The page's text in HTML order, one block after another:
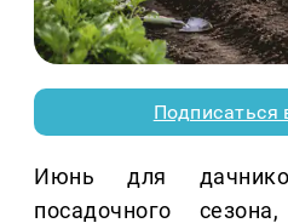
Подписаться
Июнь для
посадочного